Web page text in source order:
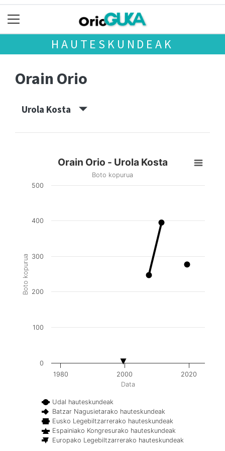
HAUTESKUNDEAK
Orain Orio
Urola Kosta
Data
Boto kopurua
Orain Orio - Urola Kosta
Boto kopurua
Udal hauteskundeak
Batzar Nagusietarako hauteskundeak
Eusko Legebiltzarrerako hauteskundeak
Espainiako Kongresurako hauteskundeak
Europako Legebiltzarrerako hauteskundeak
1980 2000 2020
0
100
200
300
400
500